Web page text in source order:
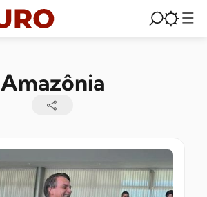
Amazônia